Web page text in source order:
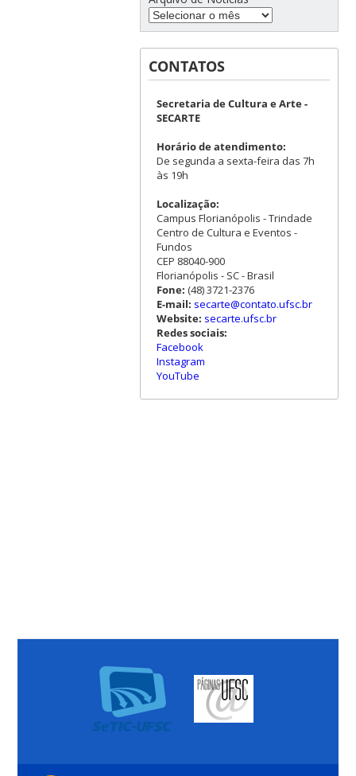
CONTATOS
Secretaria de Cultura e Arte -
SECARTE
Horário de atendimento:
De segunda a sexta-feira das 7h
às 19h
Localização:
Campus Florianópolis - Trindade
Centro de Cultura e Eventos -
Fundos
CEP 88040-900
Florianópolis - SC - Brasil
Fone: (48) 3721-2376
E-mail: secarte@contato.ufsc.br
Website: secarte.ufsc.br
Redes sociais:
Facebook
Instagram
YouTube